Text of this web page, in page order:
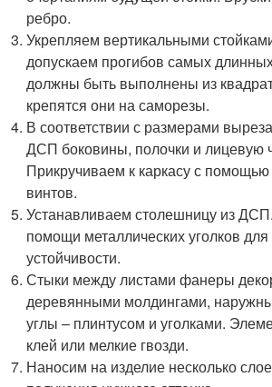
ребро.
Укрепляем вертикальными
допускаем прогибов самых
должны быть выполнены из
крепятся они на саморезы.
В соответствии с размерами
ДСП боковины, полочки и лицевую
Прикручиваем к каркасу с
винтов.
Устанавливаем столешницу из
помощи металлических уголков
устойчивости.
Стыки между листами фанеры
деревянными молдингами,
углы – плинтусом и уголками.
клей или мелкие гвозди.
Наносим на изделие несколько